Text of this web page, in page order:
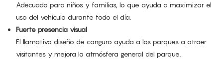
Adecuado para niños y familias, lo que ayuda a maximizar el
uso del vehículo durante todo el día.
Fuerte presencia visual
El llamativo diseño de canguro ayuda a los parques a atraer
visitantes y mejora la atmósfera general del parque.